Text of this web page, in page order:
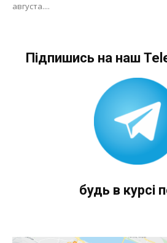
августа....
Підпишись на наш
будь в курсі